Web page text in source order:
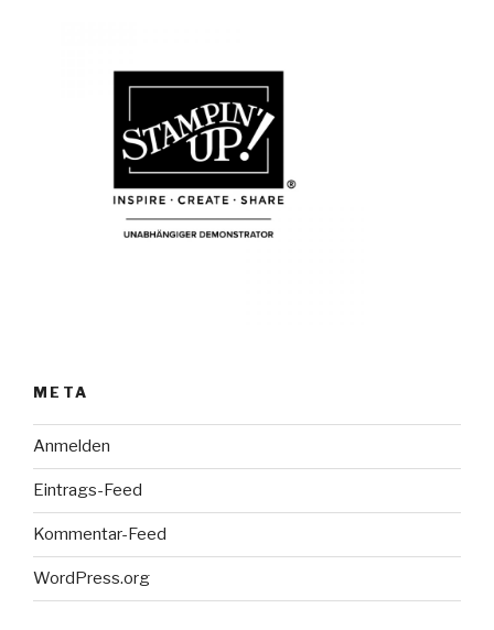
META
Anmelden
Eintrags-Feed
Kommentar-Feed
WordPress.org